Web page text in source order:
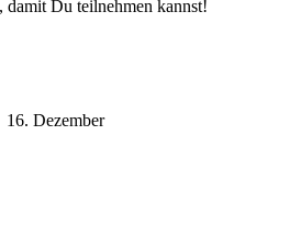
damit Du teilnehmen kannst!
16. Dezember